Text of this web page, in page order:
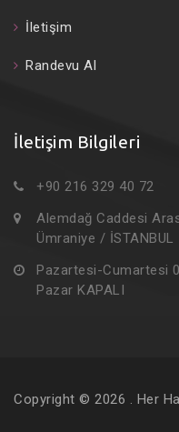
İletişim
Randevu Al
İletişim Bilgileri
+90 216 329 40 72
Alemdağ Caddesi
Ümraniye / İSTANBUL
Pazartesi-Cumartesi
Pazar KAPALI
Copyright © 2026 . Her